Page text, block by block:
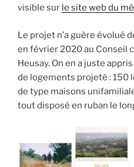
visible sur le site web du
Le projet n’a guère évolué
en février 2020 au Conseil
Heusay. On en a juste
de logements projeté : 150
de type maisons
tout disposé en ruban le